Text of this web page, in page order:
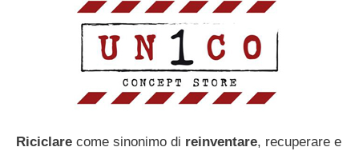
Riciclare come sinonimo di reinventare, recuperare e